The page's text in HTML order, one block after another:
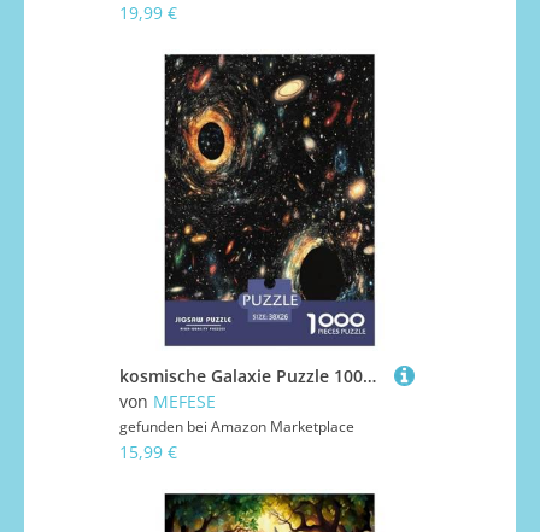
19,99 €
kosmische Galaxie Puzzle 1000 Teile Schwer Puzzle Spielzeug Lernspiel Impossible Herausforderungsspielzeug Für Erwachsene Und Kinder Ab 14 Jahren 38x26cm/1000pcs
von MEFESE
gefunden bei Amazon Marketplace
15,99 €